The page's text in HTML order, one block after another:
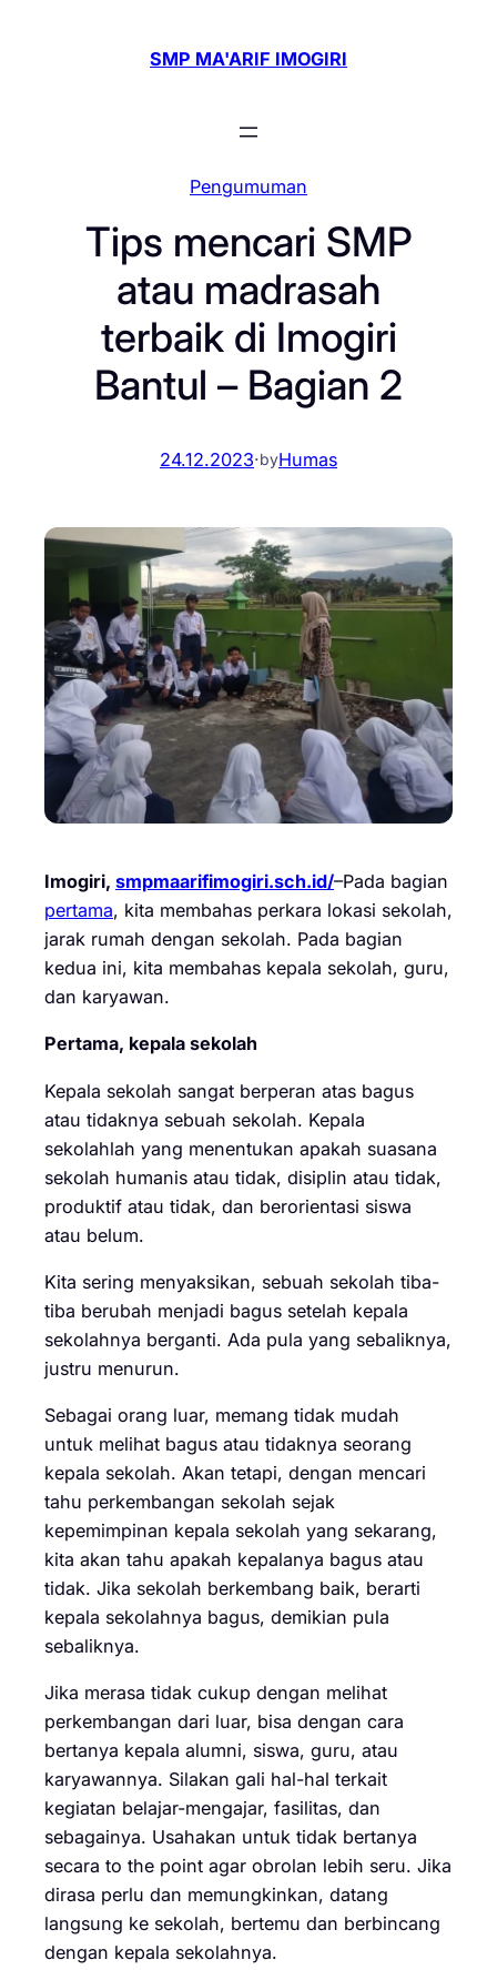
SMP MA'ARIF IMOGIRI
Pengumuman
Tips mencari SMP
atau madrasah
terbaik di Imogiri
Bantul – Bagian 2
24.12.2023·byHumas
Imogiri, smpmaarifimogiri.sch.id/–Pada bagian
pertama, kita membahas perkara lokasi sekolah,
jarak rumah dengan sekolah. Pada bagian
kedua ini, kita membahas kepala sekolah, guru,
dan karyawan.
Pertama, kepala sekolah
Kepala sekolah sangat berperan atas bagus
atau tidaknya sebuah sekolah. Kepala
sekolahlah yang menentukan apakah suasana
sekolah humanis atau tidak, disiplin atau tidak,
produktif atau tidak, dan berorientasi siswa
atau belum.
Kita sering menyaksikan, sebuah sekolah tiba-
tiba berubah menjadi bagus setelah kepala
sekolahnya berganti. Ada pula yang sebaliknya,
justru menurun.
Sebagai orang luar, memang tidak mudah
untuk melihat bagus atau tidaknya seorang
kepala sekolah. Akan tetapi, dengan mencari
tahu perkembangan sekolah sejak
kepemimpinan kepala sekolah yang sekarang,
kita akan tahu apakah kepalanya bagus atau
tidak. Jika sekolah berkembang baik, berarti
kepala sekolahnya bagus, demikian pula
sebaliknya.
Jika merasa tidak cukup dengan melihat
perkembangan dari luar, bisa dengan cara
bertanya kepala alumni, siswa, guru, atau
karyawannya. Silakan gali hal-hal terkait
kegiatan belajar-mengajar, fasilitas, dan
sebagainya. Usahakan untuk tidak bertanya
secara to the point agar obrolan lebih seru. Jika
dirasa perlu dan memungkinkan, datang
langsung ke sekolah, bertemu dan berbincang
dengan kepala sekolahnya.